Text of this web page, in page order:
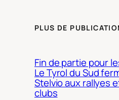
PLUS DE
Fin de partie pour
Le Tyrol du Sud
Stelvio aux rallyes
clubs